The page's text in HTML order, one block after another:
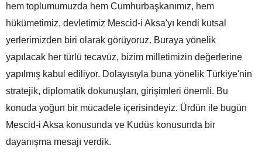
hem toplumumuzda hem Cumhurbaşkanımız, hem
hükümetimiz, devletimiz Mescid-i Aksa'yı kendi kutsal
yerlerimizden biri olarak görüyoruz. Buraya yönelik
yapılacak her türlü tecavüz, bizim milletimizin değerlerine
yapılmış kabul ediliyor. Dolayısıyla buna yönelik Türkiye'nin
stratejik, diplomatik dokunuşları, girişimleri önemli. Bu
konuda yoğun bir mücadele içerisindeyiz. Ürdün ile bugün
Mescid-i Aksa konusunda ve Kudüs konusunda bir
dayanışma mesajı verdik.